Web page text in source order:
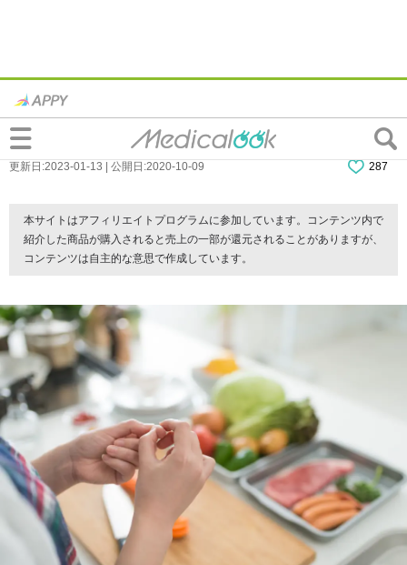
指を切った！病院は何科？正しい応急処置
方法と受診の目安
更新日:2023-01-13 | 公開日:2020-10-09 287
本サイトはアフィリエイトプログラムに参加しています。コンテンツ内で
紹介した商品が購入されると売上の一部が還元されることがありますが、
コンテンツは自主的な意思で作成しています。